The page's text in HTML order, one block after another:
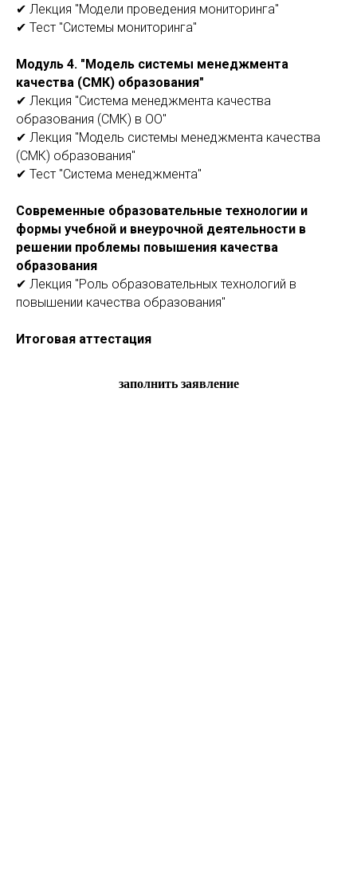
✔ Лекция "Модели проведения мониторинга"
✔ Тест "Системы мониторинга"
Модуль 4. "Модель системы менеджмента
качества (СМК) образования"
✔ Лекция "Система менеджмента качества
образования (СМК) в ОО"
✔ Лекция "Модель системы менеджмента качества
(СМК) образования"
✔ Тест "Система менеджмента"
Современные образовательные технологии и
формы учебной и внеурочной деятельности в
решении проблемы повышения качества
образования
✔ Лекция "Роль образовательных технологий в
повышении качества образования"
Итоговая аттестация
заполнить заявление